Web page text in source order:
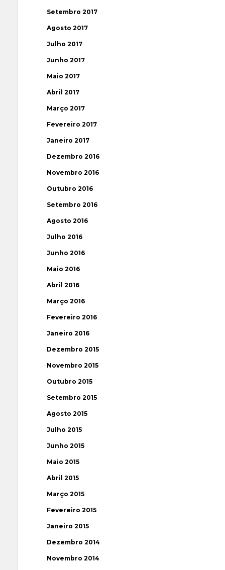
Setembro 2017
Agosto 2017
Julho 2017
Junho 2017
Maio 2017
Abril 2017
Março 2017
Fevereiro 2017
Janeiro 2017
Dezembro 2016
Novembro 2016
Outubro 2016
Setembro 2016
Agosto 2016
Julho 2016
Junho 2016
Maio 2016
Abril 2016
Março 2016
Fevereiro 2016
Janeiro 2016
Dezembro 2015
Novembro 2015
Outubro 2015
Setembro 2015
Agosto 2015
Julho 2015
Junho 2015
Maio 2015
Abril 2015
Março 2015
Fevereiro 2015
Janeiro 2015
Dezembro 2014
Novembro 2014